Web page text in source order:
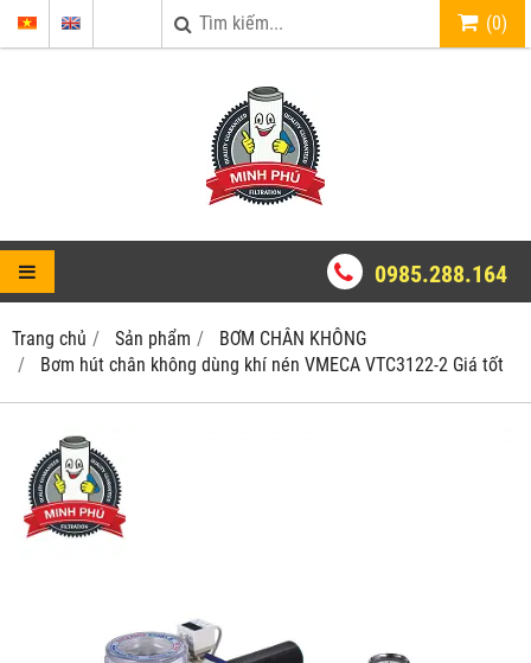
(0)
0985.288.164
Trang chủ Sản phẩm
BƠM CHÂN KHÔNG
Bơm hút chân không dùng khí nén VMECA VTC3122-2 Giá tốt